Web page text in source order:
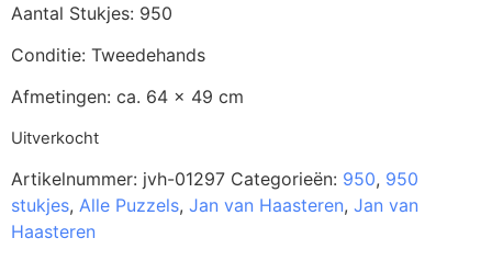
Aantal Stukjes: 950
Conditie: Tweedehands
Afmetingen: ca. 64 x 49 cm
Uitverkocht
Artikelnummer: jvh-01297 Categorieën: 950, 950
stukjes, Alle Puzzels, Jan van Haasteren, Jan van
Haasteren